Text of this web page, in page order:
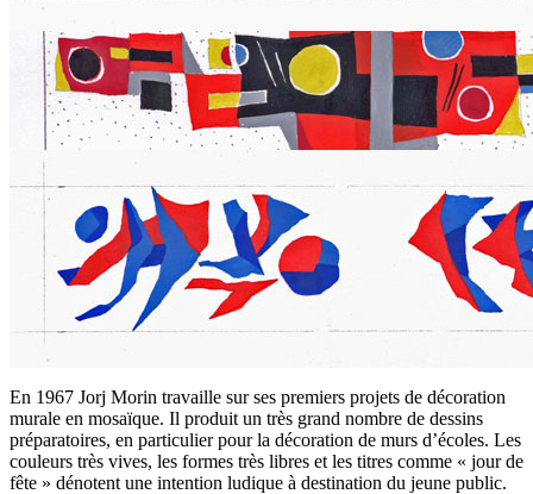
En 1967 Jorj Morin travaille sur ses premiers projets de décoration
murale en mosaïque. Il produit un très grand nombre de dessins
préparatoires, en particulier pour la décoration de murs d’écoles. Les
couleurs très vives, les formes très libres et les titres comme « jour de
fête » dénotent une intention ludique à destination du jeune public.